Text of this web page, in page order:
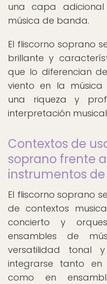
una capa
música de banda.
El fliscorno soprano
brillante y
que lo diferencian
viento en la
una riqueza y
interpretación
Contextos de
soprano frente
instrumentos
El fliscorno soprano
de contextos
concierto y
ensambles de
versatilidad tonal
integrarse tanto en
como en